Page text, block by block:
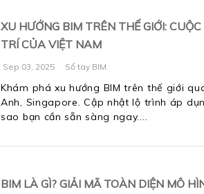
XU HƯỚNG BIM TRÊN THẾ GIỚI:
TRÍ CỦA VIỆT NAM
Sep 03, 2025 Sổ tay BIM
Khám phá xu hướng BIM trên thế giới
Anh, Singapore. Cập nhật lộ trình áp
sao bạn cần sẵn sàng ngay.
BIM LÀ GÌ? GIẢI MÃ TOÀN DIỆN MÔ